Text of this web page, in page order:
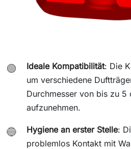
🟢 Ideale Kompatibilität: Die
um verschiedene
Durchmesser von bis zu 5
aufzunehmen.
🔵 Hygiene an erster Stelle:
problemlos Kontakt mit